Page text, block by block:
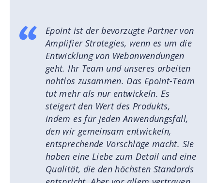
Epoint ist der bevorzugte Partner von
Amplifier Strategies, wenn es um die
Entwicklung von Webanwendungen
geht. Ihr Team und unseres arbeiten
nahtlos zusammen. Das Epoint-Team
tut mehr als nur entwickeln. Es
steigert den Wert des Produkts,
indem es für jeden Anwendungsfall,
den wir gemeinsam entwickeln,
entsprechende Vorschläge macht. Sie
haben eine Liebe zum Detail und eine
Qualität, die den höchsten Standards